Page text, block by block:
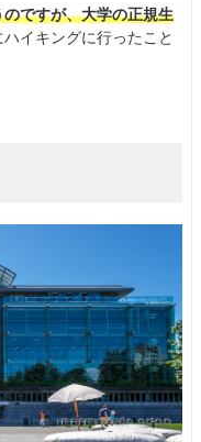
ですが、大学の正規生
ハイキングに行ったこと